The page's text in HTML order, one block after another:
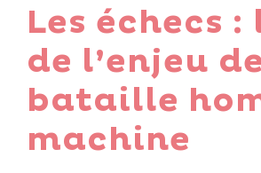
Les échecs :
de l’enjeu
bataille
machine